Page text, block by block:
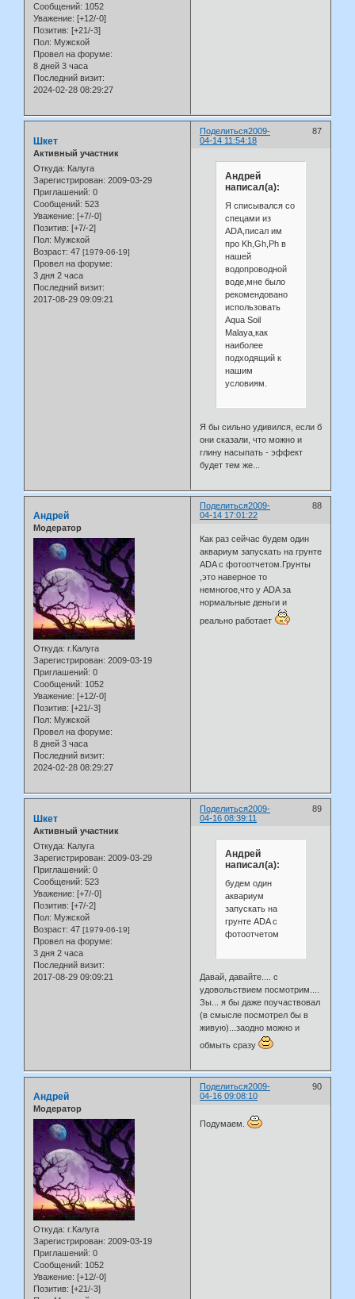
Сообщений: 1052
Уважение: [+12/-0]
Позитив: [+21/-3]
Пол: Мужской
Провел на форуме:
8 дней 3 часа
Последний визит:
2024-02-28 08:29:27
Поделиться 87
2009-
04-14 11:54:18
Шкет
Активный участник
Откуда: Калуга
Зарегистрирован: 2009-03-29
Приглашений: 0
Сообщений: 523
Уважение: [+7/-0]
Позитив: [+7/-2]
Пол: Мужской
Возраст: 47 [1979-06-19]
Провел на форуме:
3 дня 2 часа
Последний визит:
2017-08-29 09:09:21
Андрей
написал(а):
Я списывался со
спецами из
ADA,писал им
про Kh,Gh,Ph в
нашей
водопроводной
воде,мне было
рекомендовано
использовать
Aqua Soil
Malaya,как
наиболее
подходящий к
нашим
условиям.
Я бы сильно удивился, если б
они сказали, что можно и
глину насыпать - эффект
будет тем же...
Поделиться 88
2009-
04-14 17:01:22
Андрей
Модератор
Откуда: г.Калуга
Зарегистрирован: 2009-03-19
Приглашений: 0
Сообщений: 1052
Уважение: [+12/-0]
Позитив: [+21/-3]
Пол: Мужской
Провел на форуме:
8 дней 3 часа
Последний визит:
2024-02-28 08:29:27
Как раз сейчас будем один
аквариум запускать на грунте
ADA c фотоотчетом.Грунты
,это наверное то
немногое,что у АDA за
нормальные деньги и
реально работает
Поделиться 89
2009-
04-16 08:39:11
Шкет
Активный участник
Откуда: Калуга
Зарегистрирован: 2009-03-29
Приглашений: 0
Сообщений: 523
Уважение: [+7/-0]
Позитив: [+7/-2]
Пол: Мужской
Возраст: 47 [1979-06-19]
Провел на форуме:
3 дня 2 часа
Последний визит:
2017-08-29 09:09:21
Андрей
написал(а):
будем один
аквариум
запускать на
грунте ADA c
фотоотчетом
Давай, давайте.... с
удовольствием посмотрим....
Зы... я бы даже поучаствовал
(в смысле посмотрел бы в
живую)...заодно можно и
обмыть сразу
Поделиться 90
2009-
04-16 09:08:10
Андрей
Модератор
Откуда: г.Калуга
Зарегистрирован: 2009-03-19
Приглашений: 0
Сообщений: 1052
Уважение: [+12/-0]
Позитив: [+21/-3]
Подумаем.